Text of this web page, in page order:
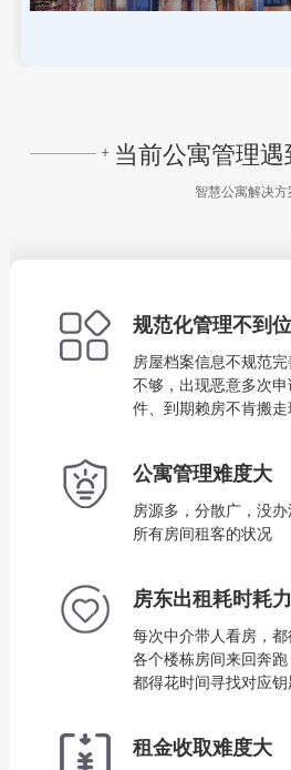
+ 当前公寓管理
智慧公寓解决方
规范化管理不到位
房屋档案信息不规范
不够，出现恶意多次
件、到期赖房不肯搬走
公寓管理难度大
房源多，分散广，没
所有房间租客的状况
房东出租耗时耗力
每次中介带人看房，都
各个楼栋房间来回奔
都得花时间寻找对应钥
租金收取难度大